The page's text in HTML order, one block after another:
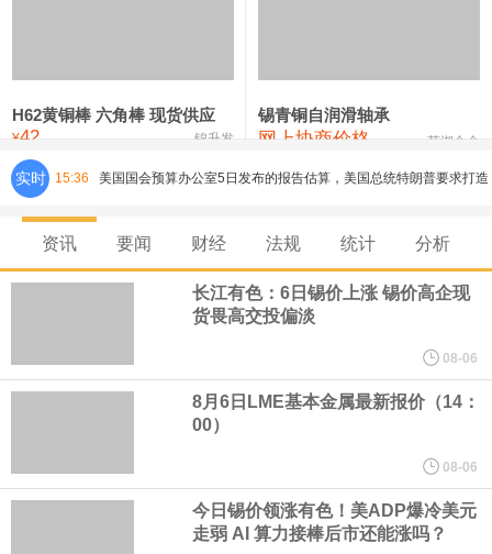
氯化镍 38,300—40,300 39,300 0
H62黄铜棒 六角棒 现货供应
¥42 锦升发
锡青铜自润滑轴承
网上协商价格 芜湖合金
实时 15:36 美国国会预算办公室5日发布的报告估算，美国总统特朗普要求打造
的海军全新核动力“黄金舰队”可能需要在今后数十年间支出约2750
亿美元。其中，首艘“特朗普级”战列舰“无畏”号预估造价比原来至少
芝加哥期权交易所全球市场公司（CBOE GLOBAL MARKETS
业务拓展至固定收益品类。
资讯 要闻 财经 法规 统计 分析
长江有色：6日锡价上涨 锡价高企现
货畏高交投偏淡
08-06
8月6日LME基本金属最新报价（14：
00）
08-06
今日锡价领涨有色！美ADP爆冷美元
走弱 AI 算力接棒后市还能涨吗？